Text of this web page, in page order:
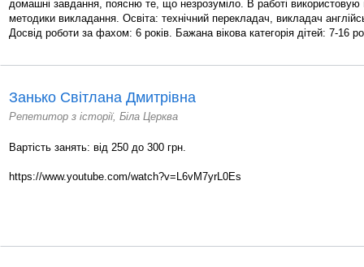
домашні завдання, поясню те, що незрозуміло. В работі використовую
методики викладання. Освіта: технічний перекладач, викладач
Досвід роботи за фахом: 6 років. Бажана вікова категорія дітей: 7-16
Занько Світлана Дмитрівна
Репетитор з історії, Біла Церква
Вартість занять: від 250 до 300 грн.
https://www.youtube.com/watch?v=L6vM7yrL0Es